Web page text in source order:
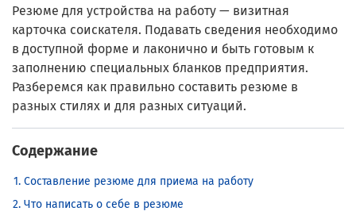
Резюме для устройства на работу — визитная
карточка соискателя. Подавать сведения необходимо
в доступной форме и лаконично и быть готовым к
заполнению специальных бланков предприятия.
Разберемся как правильно составить резюме в
разных стилях и для разных ситуаций.
Содержание
Составление резюме для приема на работу
Что написать о себе в резюме